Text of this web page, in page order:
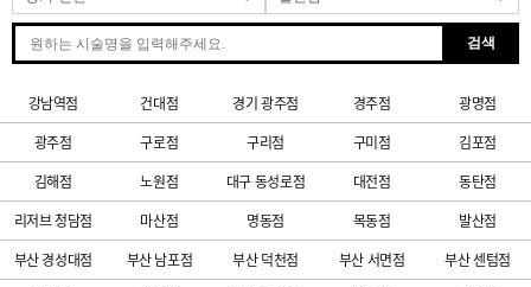
검색
강남역점 건대점 경기 광주점 경주점
광명점
광주점
구로점 구리점 구미점
김포점
김해점
노원점 대구 동성로점 대전점
동탄점
리저브 청담점
마산점 명동점 목동점
발산점
부산 경성대점
부산 남포점 부산 덕천점 부산 서면점
부산 센텀점